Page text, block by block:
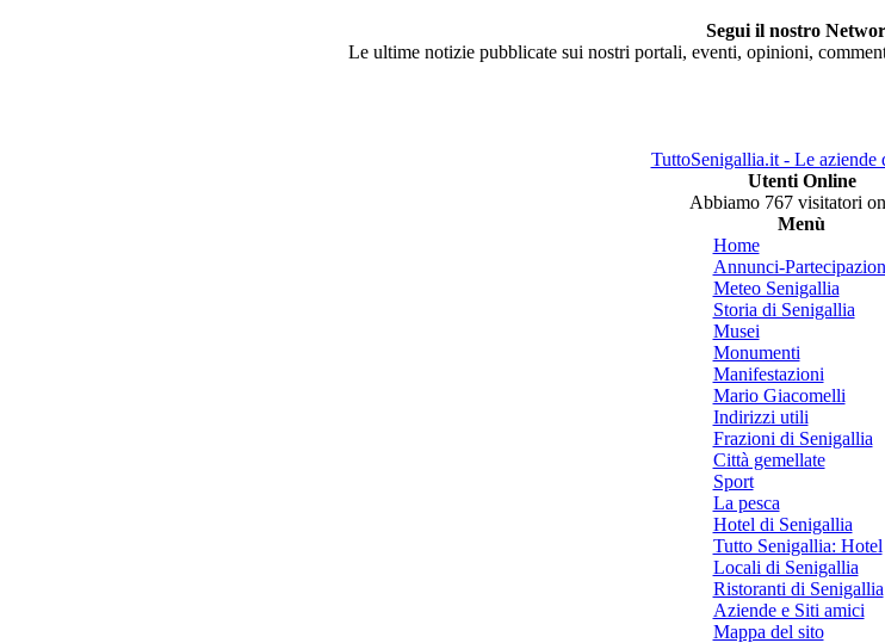
Segui il nostro
Le ultime notizie pubblicate sui nostri portali, eventi, opinioni,
TuttoSenigallia.it - Le aziende
Utenti Online
Abbiamo 767 visitatori
Menù
Home
Annunci-
Meteo Senigallia
Storia di Senigallia
Musei
Monumenti
Manifestazioni
Mario Giacomelli
Indirizzi utili
Frazioni di Senigallia
Città gemellate
Sport
La pesca
Hotel di Senigallia
Tutto Senigallia: Hotel
Locali di Senigallia
Ristoranti di Senigallia
Aziende e Siti amici
Mappa del sito